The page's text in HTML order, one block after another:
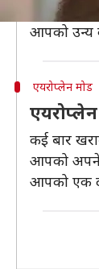
कभी-कभी
आपको उन्य
एयरोप्लेन मोड
कई बार
आपको अपने
आपको एक